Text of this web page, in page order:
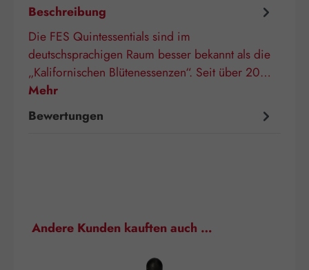
Beschreibung
Die FES Quintessentials sind im
deutschsprachigen Raum besser bekannt als die
„Kalifornischen Blütenessenzen“. Seit über 20…
Mehr
Bewertungen
Produktgalerie überspringen
Andere Kunden kauften auch …